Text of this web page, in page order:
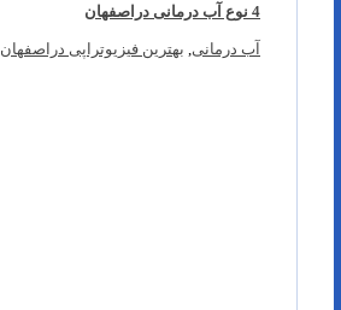
4 نوع آب درمانی دراصفهان
آب درمانی بهترین فیزیوتراپی دراصفهان